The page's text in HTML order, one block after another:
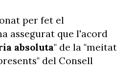
per fet el
assegurat que l'acord
absoluta" de la "meitat
del Consell